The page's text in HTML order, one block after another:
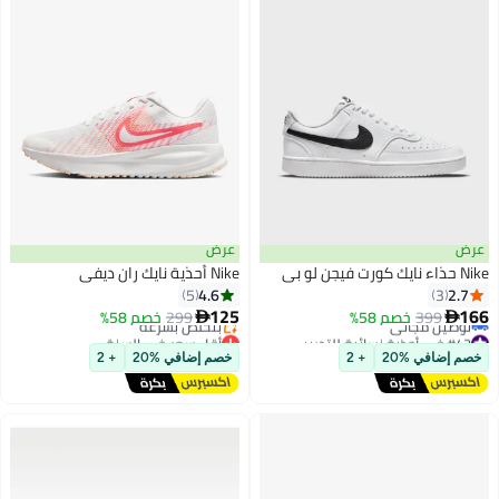
عرض
Nike حذاء نايك كورت فيجن لو بي
2.7
3
166
399خصم 58%
#43 في أحذية نسائية للتدريب
أقل سعر في السنة
توصيل مجاني
#43 في أحذية نسائية للتدريب
خصم إضافي %20 + 2
عرض
Nike أحذية نايك ران ديفي
4.6
5
125
299 خصم 58%
أقل سعر في السنة
توصيل مجاني
بتخلّص بسرعة
أقل سعر في السنة
خصم إضافي %20 + 2